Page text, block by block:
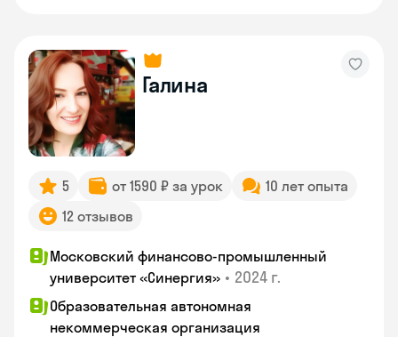
Галина
5 от 1590 ₽ за урок
10 лет опыта
12 отзывов
Московский финансово-промышленный
университет «Синергия» • 2024 г.
Образовательная автономная
некоммерческая организация